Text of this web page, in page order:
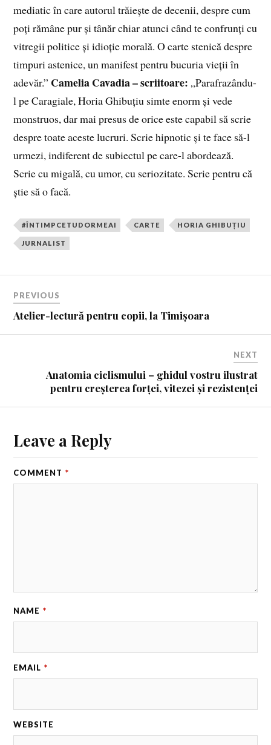
mediatic în care autorul trăiește de decenii, despre cum
poți rămâne pur și tânăr chiar atunci când te confrunți cu
vitregii politice și idioție morală. O carte stenică despre
timpuri astenice, un manifest pentru bucuria vieții în
adevăr.” Camelia Cavadia – scriitoare: „Parafrazându-
l pe Caragiale, Horia Ghibuțiu simte enorm și vede
monstruos, dar mai presus de orice este capabil să scrie
despre toate aceste lucruri. Scrie hipnotic și te face să-l
urmezi, indiferent de subiectul pe care-l abordează.
Scrie cu migală, cu umor, cu seriozitate. Scrie pentru că
știe să o facă.
#ÎNTIMPCETUDORMEAI CARTE HORIA GHIBUȚIU
JURNALIST
PREVIOUS
Atelier-lectură pentru copii, la Timișoara
NEXT
Anatomia ciclismului – ghidul vostru ilustrat
pentru creșterea forței, vitezei și rezistenței
Leave a Reply
COMMENT *
NAME *
EMAIL *
WEBSITE